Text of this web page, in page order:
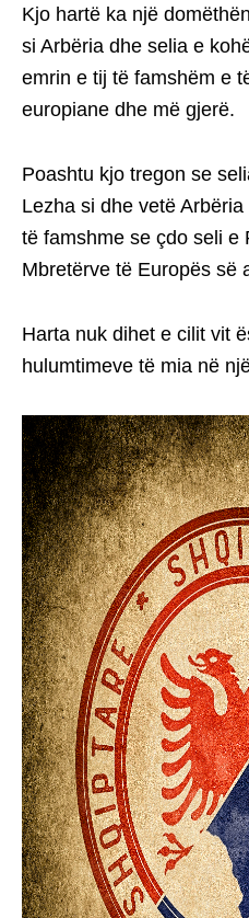
Kjo hartë ka një
si Arbëria dhe selia e
emrin e tij të famshëm e
europiane dhe më gjerë.
Poashtu kjo tregon se
Lezha si dhe vetë
të famshme se çdo seli e
Mbretërve të Europës së
Harta nuk dihet e cilit vit
hulumtimeve të mia në